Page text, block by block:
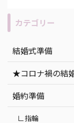
説
目
ナ
リ
しで
す！ 今
人必見
ト 函館
紹介 神
婚式会
町 まと
つ ...
カテゴリー
結婚式準備
★コロナ禍の結
婚約準備
∟指輪